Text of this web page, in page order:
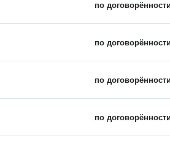
по договорённости
по договорённости
по договорённости
по договорённости